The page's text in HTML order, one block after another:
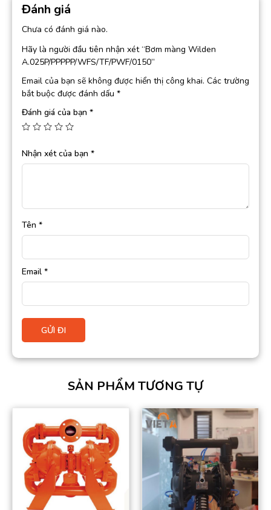
Đánh giá
Chưa có đánh giá nào.
Hãy là người đầu tiên nhận xét “Bơm màng Wilden
A.025P/PPPPP/WFS/TF/PWF/0150”
Email của bạn sẽ không được hiển thị công khai. Các trường
bắt buộc được đánh dấu *
Đánh giá của bạn *
Nhận xét của bạn *
Tên *
Email *
SẢN PHẨM TƯƠNG TỰ